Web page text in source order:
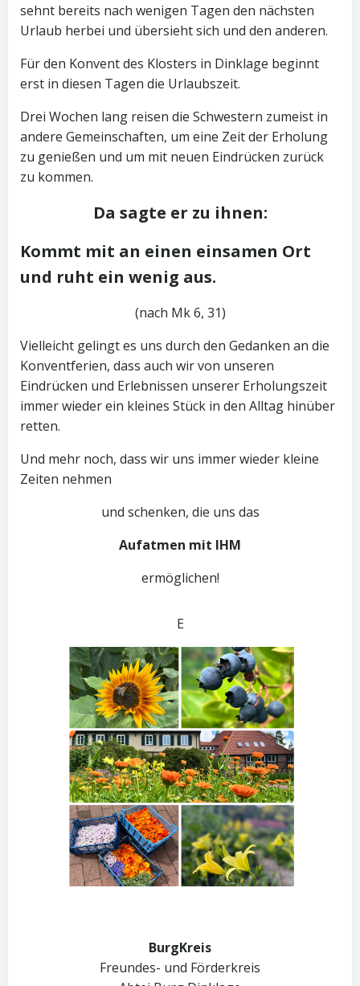
sehnt bereits nach wenigen Tagen den nächsten
Urlaub herbei und übersieht sich und den anderen.
Für den Konvent des Klosters in Dinklage beginnt
erst in diesen Tagen die Urlaubszeit.
Drei Wochen lang reisen die Schwestern zumeist in
andere Gemeinschaften, um eine Zeit der Erholung
zu genießen und um mit neuen Eindrücken zurück
zu kommen.
Da sagte er zu ihnen:
Kommt mit an einen einsamen Ort
und ruht ein wenig aus.
(nach Mk 6, 31)
Vielleicht gelingt es uns durch den Gedanken an die
Konventferien, dass auch wir von unseren
Eindrücken und Erlebnissen unserer Erholungszeit
immer wieder ein kleines Stück in den Alltag hinüber
retten.
Und mehr noch, dass wir uns immer wieder kleine
Zeiten nehmen
und schenken, die uns das
Aufatmen mit IHM
ermöglichen!
E
BurgKreis
Freundes- und Förderkreis